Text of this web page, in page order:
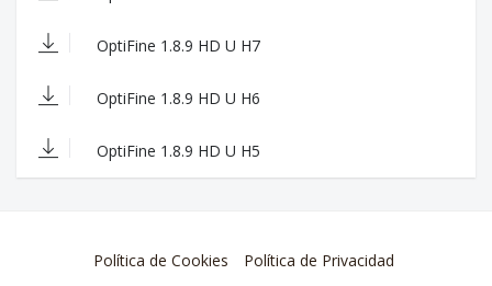
OptiFine 1.8.9_HD_U_H8
- added shaders shadow optimization
"shadowDistanceRenderMul" (#489)
- added shaders uniforms "nightVision",
- added shader macro MC_VERSION
OptiFine 1.8.9 HD U H7
OptiFine 1.8.9 HD U H6
OptiFine 1.8.9 HD U H5
Política de Cookies Política de Privacidad